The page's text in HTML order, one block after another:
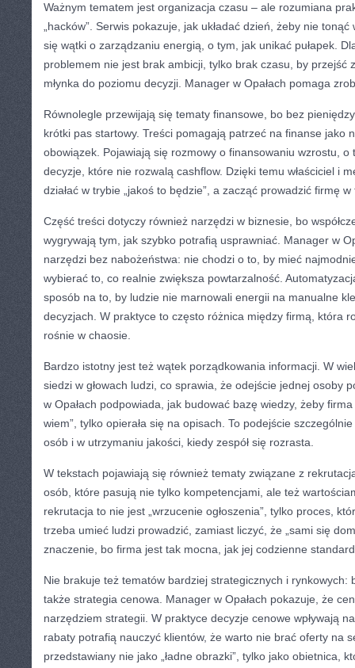
Ważnym tematem jest organizacja czasu – ale rozumiana
„hacków”. Serwis pokazuje, jak układać dzień, żeby nie
się wątki o zarządzaniu energią, o tym, jak unikać pułapek.
problemem nie jest brak ambicji, tylko brak czasu, by przejść
młynka do poziomu decyzji. Manager w Opałach pomaga
Równolegle przewijają się tematy finansowe, bo bez
krótki pas startowy. Treści pomagają patrzeć na finanse jako
obowiązek. Pojawiają się rozmowy o finansowaniu wzrostu, o
decyzje, które nie rozwalą cashflow. Dzięki temu właściciel i
działać w trybie „jakoś to będzie”, a zacząć prowadzić firmę
Część treści dotyczy również narzędzi w biznesie, bo
wygrywają tym, jak szybko potrafią usprawniać. Manager w
narzędzi bez nabożeństwa: nie chodzi o to, by mieć
wybierać to, co realnie zwiększa powtarzalność.
sposób na to, by ludzie nie marnowali energii na manualne
decyzjach. W praktyce to często różnica między firmą, która
rośnie w chaosie.
Bardzo istotny jest też wątek porządkowania informacji. W
siedzi w głowach ludzi, co sprawia, że odejście jednej osoby
w Opałach podpowiada, jak budować bazę wiedzy, żeby
wiem”, tylko opierała się na opisach. To podejście
osób i w utrzymaniu jakości, kiedy zespół się rozrasta.
W tekstach pojawiają się również tematy związane z
osób, które pasują nie tylko kompetencjami, ale też
rekrutacja to nie jest „wrzucenie ogłoszenia”, tylko proces,
trzeba umieć ludzi prowadzić, zamiast liczyć, że „sami się
znaczenie, bo firma jest tak mocna, jak jej codzienne
Nie brakuje też tematów bardziej strategicznych i rynkowych:
także strategia cenowa. Manager w Opałach pokazuje, że
narzędziem strategii. W praktyce decyzje cenowe wpływają
rabaty potrafią nauczyć klientów, że warto nie brać oferty na
przedstawiany nie jako „ładne obrazki”, tylko jako obietnica,